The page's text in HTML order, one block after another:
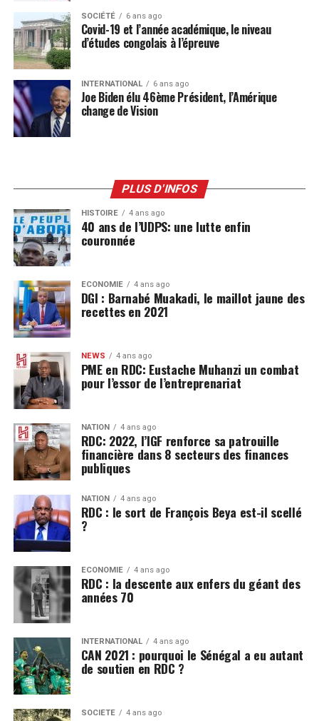
SOCIÉTÉ 6 ans ago
Covid-19 et l’année académique, le niveau
d’études congolais à l’épreuve
INTERNATIONAL 6 ans ago
Joe Biden élu 46ème Président, l’Amérique
change de Vision
PLUS D'INFOS
HISTOIRE 4 ans ago
40 ans de l’UDPS: une lutte enfin
couronnée
ECONOMIE 4 ans ago
DGI : Barnabé Muakadi, le maillot jaune des
recettes en 2021
NEWS 4 ans ago
PME en RDC: Eustache Muhanzi un combat
pour l’essor de l’entreprenariat
NATION 4 ans ago
RDC: 2022, l’IGF renforce sa patrouille
financière dans 8 secteurs des finances
publiques
NATION 4 ans ago
RDC : le sort de François Beya est-il scellé
?
ECONOMIE 4 ans ago
RDC : la descente aux enfers du géant des
années 70
INTERNATIONAL 4 ans ago
CAN 2021 : pourquoi le Sénégal a eu autant
de soutien en RDC ?
SOCIÉTÉ 4 ans ago